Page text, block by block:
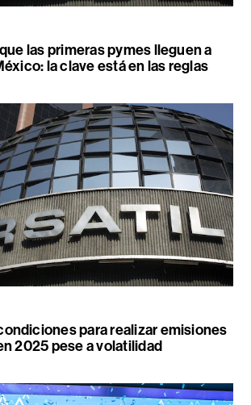
las primeras pymes lleguen a
la clave está en las reglas
para realizar emisiones
2025 pese a volatilidad